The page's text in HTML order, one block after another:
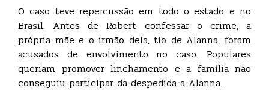
O caso teve repercussão em todo o estado e no
Brasil. Antes de Robert confessar o crime, a
própria mãe e o irmão dela, tio de Alanna, foram
acusados de envolvimento no caso. Populares
queriam promover linchamento e a família não
conseguiu participar da despedida a Alanna.